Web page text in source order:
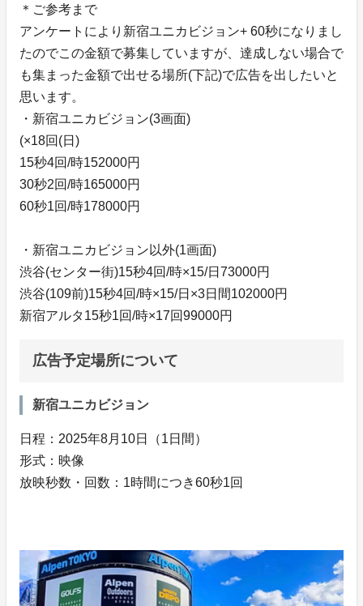
＊ご参考まで
アンケートにより新宿ユニカビジョン+ 60秒になりまし
たのでこの金額で募集していますが、達成しない場合で
も集まった金額で出せる場所(下記)で広告を出したいと
思います。
・新宿ユニカビジョン(3画面)
(×18回(日)
15秒4回/時152000円
30秒2回/時165000円
60秒1回/時178000円
・新宿ユニカビジョン以外(1画面)
渋谷(センター街)15秒4回/時×15/日73000円
渋谷(109前)15秒4回/時×15/日×3日間102000円
新宿アルタ15秒1回/時×17回99000円
広告予定場所について
新宿ユニカビジョン
日程：2025年8月10日（1日間）
形式：映像
放映秒数・回数：1時間につき60秒1回